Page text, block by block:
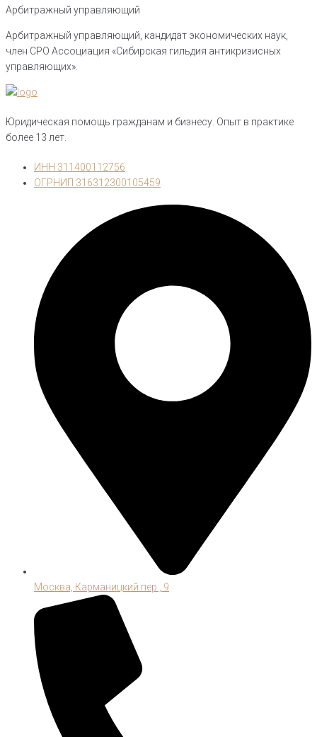
Арбитражный управляющий
Арбитражный управляющий, кандидат экономических наук,
член СРО Ассоциация «Сибирская гильдия антикризисных
управляющих».
Юридическая помощь гражданам и бизнесу. Опыт в практике
более 13 лет.
ИНН 311400112756
ОГРНИП 316312300105459
Москва, Карманицкий пер., 9